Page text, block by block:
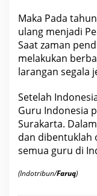
Maka Pada
ulang menjadi
Saat zaman
melakukan
larangan segala
Setelah
Guru Indonesia
Surakarta.
dan dibentuklah
semua guru di
(Indotribun/Faruq)